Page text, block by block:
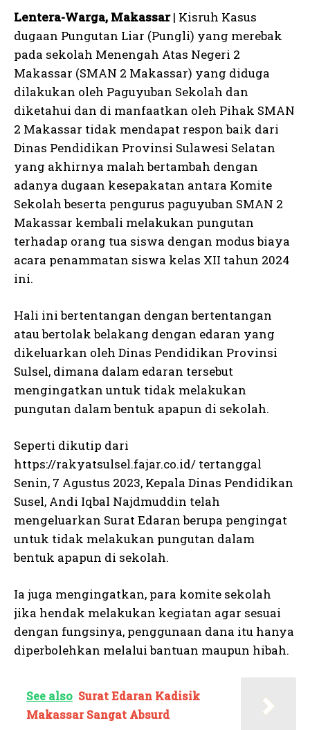
Lentera-Warga, Makassar| Kisruh Kasus
dugaan Pungutan Liar (Pungli) yang merebak
pada sekolah Menengah Atas Negeri 2
Makassar (SMAN 2 Makassar) yang diduga
dilakukan oleh Paguyuban Sekolah dan
diketahui dan di manfaatkan oleh Pihak SMAN
2 Makassar tidak mendapat respon baik dari
Dinas Pendidikan Provinsi Sulawesi Selatan
yang akhirnya malah bertambah dengan
adanya dugaan kesepakatan antara Komite
Sekolah beserta pengurus paguyuban SMAN 2
Makassar kembali melakukan pungutan
terhadap orang tua siswa dengan modus biaya
acara penammatan siswa kelas XII tahun 2024
ini.
Hali ini bertentangan dengan bertentangan
atau bertolak belakang dengan edaran yang
dikeluarkan oleh Dinas Pendidikan Provinsi
Sulsel, dimana dalam edaran tersebut
mengingatkan untuk tidak melakukan
pungutan dalam bentuk apapun di sekolah.
Seperti dikutip dari
https://rakyatsulsel.fajar.co.id/ tertanggal
Senin, 7 Agustus 2023, Kepala Dinas Pendidikan
Susel, Andi Iqbal Najdmuddin telah
mengeluarkan Surat Edaran berupa pengingat
untuk tidak melakukan pungutan dalam
bentuk apapun di sekolah.
Ia juga mengingatkan, para komite sekolah
jika hendak melakukan kegiatan agar sesuai
dengan fungsinya, penggunaan dana itu hanya
diperbolehkan melalui bantuan maupun hibah.
See also Surat Edaran Kadisik
Makassar Sangat Absurd